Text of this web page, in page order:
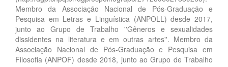
Membro da Associação Nacional de Pós-Graduação e
Pesquisa em Letras e Linguística (ANPOLL) desde 2017,
junto ao Grupo de Trabalho ''Gêneros e sexualidades
dissidentes na literatura e em outras artes''. Membro da
Associação Nacional de Pós-Graduação e Pesquisa em
Filosofia (ANPOF) desde 2018, junto ao Grupo de Trabalho